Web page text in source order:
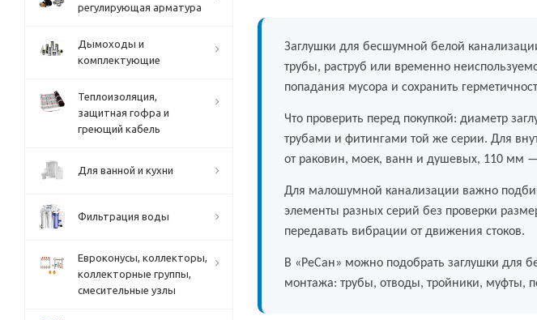
Заглушки для бесшумной белой
трубы, раструб или временно
попадания мусора и сохранить
Что проверить перед покупкой: диаметр
трубами и фитингами той же серии. Для
от раковин, моек, ванн и душевых, 110 мм
Для малошумной канализации важно
элементы разных серий без проверки
передавать вибрации от движения стоков.
В «РеСан» можно подобрать заглушки для
монтажа: трубы, отводы, тройники, муфты,
регулирующая арматура
Дымоходы и
комплектующие
Теплоизоляция,
защитная гофра и
греющий кабель
Для ванной и кухни
Фильтрация воды
Евроконусы, коллекторы,
коллекторные группы,
смесительные узлы